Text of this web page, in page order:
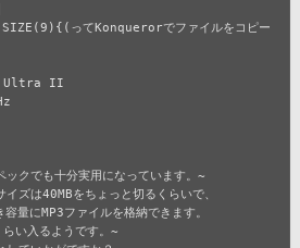
ってKonquerorでファイルをコピー
Ultra II
ックでも十分実用になっています。~
ズは40MBをちょっと切るくらいで、
量にMP3ファイルを格納できます。
い入るようです。~